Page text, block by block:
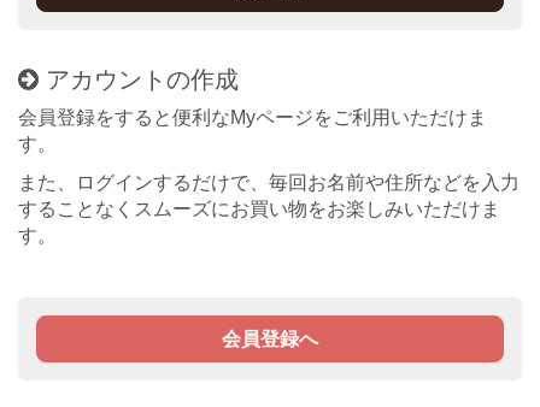
アカウントの作成
会員登録をすると便利なMyページをご利用いただけま
す。
また、ログインするだけで、毎回お名前や住所などを入力
することなくスムーズにお買い物をお楽しみいただけま
す。
会員登録へ